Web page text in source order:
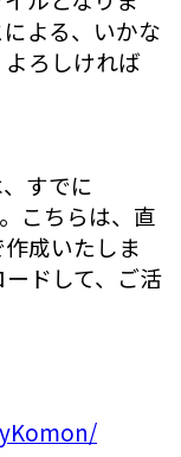
よる、いかな
ろしければ
すでに
こちらは、直
成いたしま
ドして、ご活